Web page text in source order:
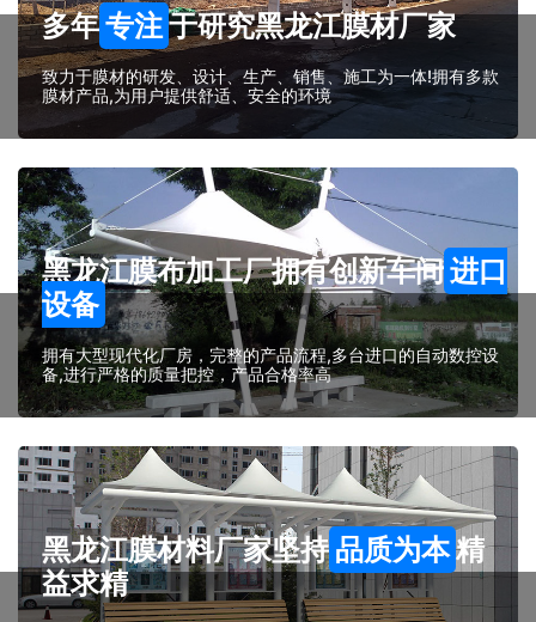
多年专注于研究黑龙江膜材厂家
致力于膜材的研发、设计、生产、销售、施工为一体!拥有多款
膜材产品,为用户提供舒适、安全的环境
黑龙江膜布加工厂拥有创新车间进口
设备
拥有大型现代化厂房，完整的产品流程,多台进口的自动数控设
备,进行严格的质量把控，产品合格率高
黑龙江膜材料厂家坚持 品质为本精
益求精